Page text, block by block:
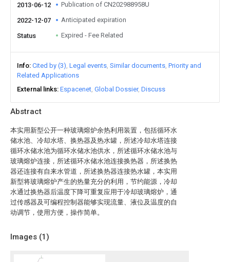
Abstract
本实用新型公开一种玻璃熔炉余热利用装置，包括循环水
储水池、冷却水塔、换热器及热水罐，所述冷却水塔连接
循环水储水池为循环水储水池供水，所述循环水储水池与
玻璃熔炉连接，所述循环水储水池连接换热器，所述换热
器还连接有自来水管道，所述换热器连接热水罐，本实用
新型将玻璃熔炉产生的热量充分的利用，节约能源，冷却
水通过换热器后温度下降可重复应用于冷却玻璃熔炉，通
过传感器及可编程控制器能够实现流量、液位及温度的自
动调节，使用方便，操作简单。
Images (1)
2013-06-12 Publication of CN202988958U
2022-12-07 Anticipated expiration
Status Expired - Fee Related
Info Cited by (3) Legal events Similar documents Priority and
Related Applications
External links Espacenet Global Dossier Discuss